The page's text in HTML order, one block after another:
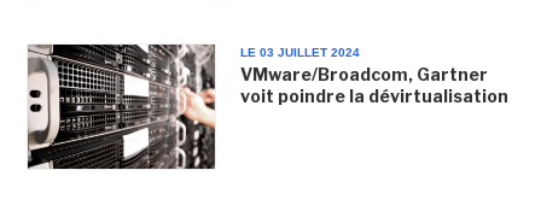
LE 03 JUILLET 2024
VMware/Broadcom, Gartner
voit poindre la dévirtualisation